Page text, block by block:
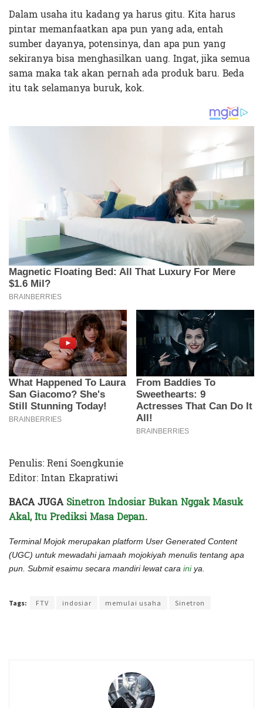
Dalam usaha itu kadang ya harus gitu. Kita harus
pintar memanfaatkan apa pun yang ada, entah
sumber dayanya, potensinya, dan apa pun yang
sekiranya bisa menghasilkan uang. Ingat, jika semua
sama maka tak akan pernah ada produk baru. Beda
itu tak selamanya buruk, kok.
Penulis: Reni Soengkunie
Editor: Intan Ekapratiwi
BACA JUGA Sinetron Indosiar Bukan Nggak Masuk
Akal, Itu Prediksi Masa Depan.
Terminal Mojok merupakan platform User Generated Content
(UGC) untuk mewadahi jamaah mojokiyah menulis tentang apa
pun. Submit esaimu secara mandiri lewat cara iniya.
Tags: FTV indosiar memulai usaha Sinetron